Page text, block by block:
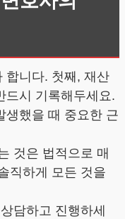
합니다. 첫째, 재산
드시 기록해두세요.
생했을 때 중요한 근
것은 법적으로 매
직하게 모든 것을
담하고 진행하세